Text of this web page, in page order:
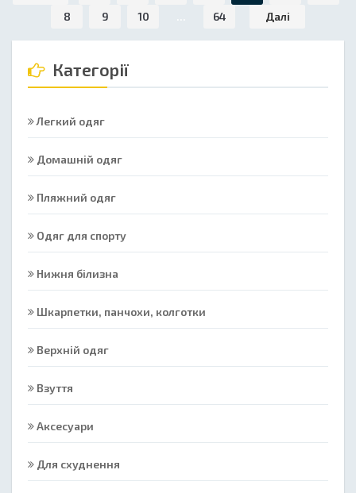
8
9 10 64 Далі
Категорії
Легкий одяг
Домашній одяг
Пляжний одяг
Одяг для спорту
Нижня білизна
Шкарпетки, панчохи, колготки
Верхній одяг
Взуття
Аксесуари
Для схуднення